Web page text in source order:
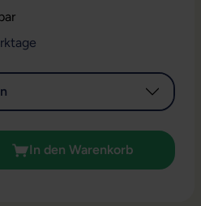
den gewünschten
In den Warenkorb